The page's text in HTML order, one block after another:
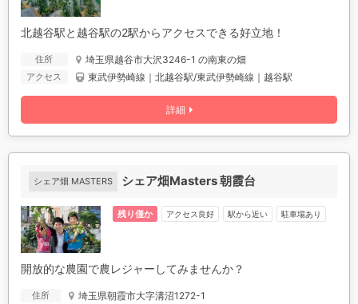
詳細
北越谷駅と越谷駅の2駅からアクセスできる好立地！
住所 埼玉県越谷市大沢3246-1 の南東の畑
アクセス 東武伊勢崎線｜北越谷駅/東武伊勢崎線｜越谷駅
シェア畑 MASTERS シェア畑Masters 朝霞台
残り僅か アクセス良好 駅から近い 駐車場あり
開放的な農園で農レジャーしてみませんか？
住所 埼玉県朝霞市大字溝沼1272-1